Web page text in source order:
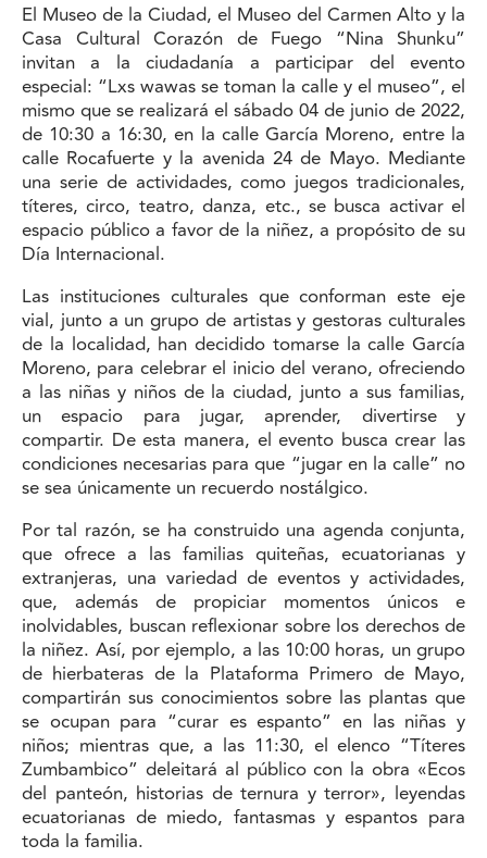
El Museo de la Ciudad, el Museo del Carmen Alto y la
Casa Cultural Corazón de Fuego “Nina Shunku”
invitan a la ciudadanía a participar del evento
especial: “Lxs wawas se toman la calle y el museo”, el
mismo que se realizará el sábado 04 de junio de 2022,
de 10:30 a 16:30, en la calle García Moreno, entre la
calle Rocafuerte y la avenida 24 de Mayo. Mediante
una serie de actividades, como juegos tradicionales,
títeres, circo, teatro, danza, etc., se busca activar el
espacio público a favor de la niñez, a propósito de su
Día Internacional.
Las instituciones culturales que conforman este eje
vial, junto a un grupo de artistas y gestoras culturales
de la localidad, han decidido tomarse la calle García
Moreno, para celebrar el inicio del verano, ofreciendo
a las niñas y niños de la ciudad, junto a sus familias,
un espacio para jugar, aprender, divertirse y
compartir. De esta manera, el evento busca crear las
condiciones necesarias para que “jugar en la calle” no
se sea únicamente un recuerdo nostálgico.
Por tal razón, se ha construido una agenda conjunta,
que ofrece a las familias quiteñas, ecuatorianas y
extranjeras, una variedad de eventos y actividades,
que, además de propiciar momentos únicos e
inolvidables, buscan reflexionar sobre los derechos de
la niñez. Así, por ejemplo, a las 10:00 horas, un grupo
de hierbateras de la Plataforma Primero de Mayo,
compartirán sus conocimientos sobre las plantas que
se ocupan para “curar es espanto” en las niñas y
niños; mientras que, a las 11:30, el elenco “Títeres
Zumbambico” deleitará al público con la obra «Ecos
del panteón, historias de ternura y terror», leyendas
ecuatorianas de miedo, fantasmas y espantos para
toda la familia.